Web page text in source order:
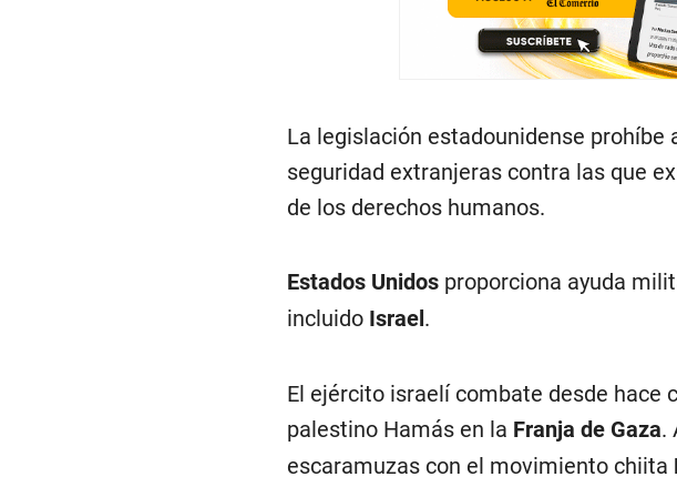
La legislación estadounidense
seguridad extranjeras contra las que
de los derechos humanos.
Estados Unidosproporciona ayuda
incluido Israel.
El ejército israelí combate desde hace
palestino Hamás en la Franja de Gaza.
escaramuzas con el movimiento chiita